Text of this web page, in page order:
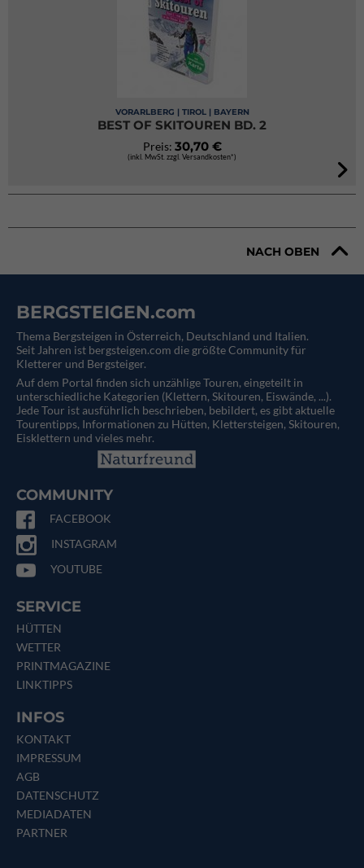
VORARLBERG | TIROL | BAYERN
BEST OF SKITOUREN BD. 2
Preis: 30,70 €
(inkl. MwSt. zzgl. Versandkosten*)
NACH OBEN
BERGSTEIGEN.com
Thema Bergsteigen in Österreich, Deutschland und Italien.
Seit Jahren ist bergsteigen.com die größte Community für
Kletterer und Bergsteiger.
Auf dem Portal finden sich unzählige Touren, eingeteilt in
unterschiedliche Kategorien (Klettern, Skitouren, Eiswände, ...).
Jede Tour ist ausführlich beschrieben, bebildert, es gibt aktuelle
Tourentipps, Informationen zu Hütten, Klettersteigen, Skitouren,
Eisklettern und vieles mehr.
COMMUNITY
FACEBOOK
INSTAGRAM
YOUTUBE
SERVICE
HÜTTEN
WETTER
PRINTMAGAZINE
LINKTIPPS
INFOS
KONTAKT
IMPRESSUM
AGB
DATENSCHUTZ
MEDIADATEN
PARTNER